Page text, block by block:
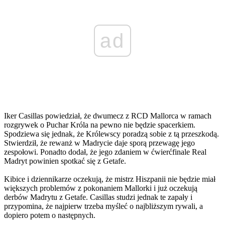
ad
Iker Casillas powiedział, że dwumecz z RCD Mallorca w ramach
rozgrywek o Puchar Króla na pewno nie będzie spacerkiem.
Spodziewa się jednak, że Królewscy poradzą sobie z tą przeszkodą.
Stwierdził, że rewanż w Madrycie daje sporą przewagę jego
zespołowi. Ponadto dodał, że jego zdaniem w ćwierćfinale Real
Madryt powinien spotkać się z Getafe.
Kibice i dziennikarze oczekują, że mistrz Hiszpanii nie będzie miał
większych problemów z pokonaniem Mallorki i już oczekują
derbów Madrytu z Getafe. Casillas studzi jednak te zapały i
przypomina, że najpierw trzeba myśleć o najbliższym rywali, a
dopiero potem o następnych.